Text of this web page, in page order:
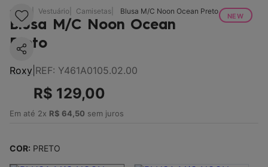
NEW
RX Vestuário Camisetas Blusa M/C Noon Ocean Preto
Blusa M/C Noon Ocean
Preto
Roxy REF: Y461A0105.02.00
R$ 129,00
Em até 2x R$ 64 50 sem juros
COR: PRETO
termos mais buscados
1º
biquíni
2º
mochila
3º
moletom
jaqueta
5 º
maio
7º
vestido